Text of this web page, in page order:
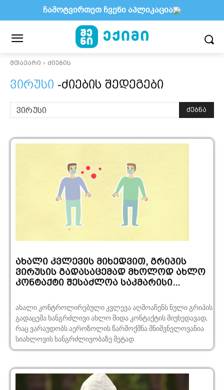
მთავარი ძიების
ვირუსი -ძიების შედეგები
ძებნა
ახალი კვლევის მიხედვით, გრიპის
ვირუსის გადასაცემად მხოლოდ ახლო
კონტაქტი შესაძლოა საკმარისი...
ახალი კონტროლირებული კვლევა აღმოაჩენს ნული გრიპის
გადაცემა ხანგრძლივი ახლო შიდა კონტაქტის მიუხედავად,
რაც ვარაუდობს აეროზოლის წარმოქმნა მნიშვნელოვანია
სიახლოვის ხანგრძლივობაზე მეტად.
ჩამოტვირთეთ ჩვენი აპლიკაცია